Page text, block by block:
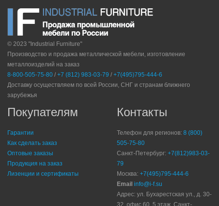
© 2023 "Industrial Furniture"
Производство и продажа металлической мебели, изготовление
металлоизделий на заказ
8-800-505-75-80 / +7 (812) 983-03-79 / +7(495)795-444-6
Доставку осуществляем по всей России, СНГ и странам ближнего
зарубежья
Покупателям
Гарантии
Как сделать заказ
Оптовые заказы
Продукция на заказ
Лизенции и сертификаты
Контакты
Телефон для регионов: 8 (800)
505-75-80
Санкт-Петербург: +7(812)983-03-
79
Москва: +7(495)795-444-6
Email info@i-f.su
Адрес: ул. Бухарестская ул., д. 30-